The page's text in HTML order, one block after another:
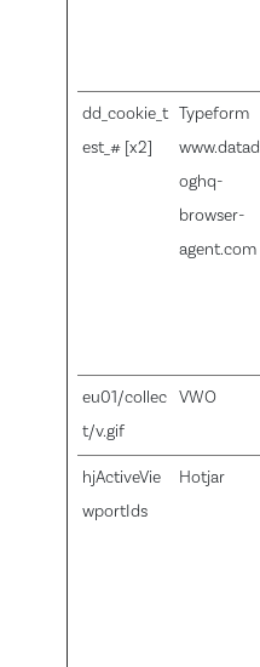
dd_cookie_t
est_# [x2]
Typeform
www.datad
oghq-
browser-
agent.com
eu01/collec
t/v.gif
VWO
hjActiveVie
wportIds
Hotjar